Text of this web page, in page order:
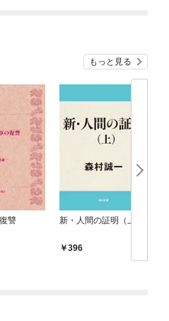
もっと見る
讐 新・人間の証明（上）
396